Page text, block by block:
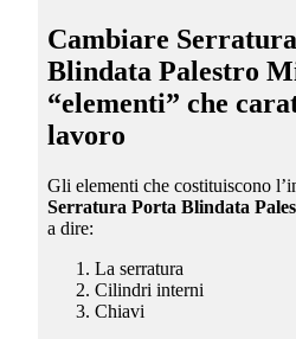
Cambiare
Blindata Palestro
“elementi” che
lavoro
Gli elementi che costituiscono
Serratura Porta Blindata
a dire:
La serratura
Cilindri interni
Chiavi